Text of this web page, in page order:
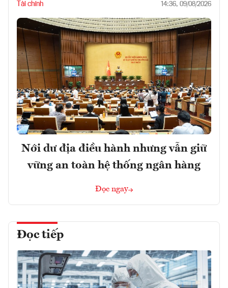
Tài chính 14:36, 09/08/2026
Nới dư địa điều hành nhưng vẫn giữ
vững an toàn hệ thống ngân hàng
Đọc ngay
Đọc tiếp